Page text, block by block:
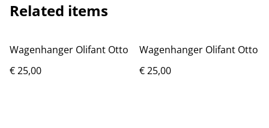
Related items
Wagenhanger Olifant Otto
€ 25,00
Wagenhanger Olifant Otto
€ 25,00